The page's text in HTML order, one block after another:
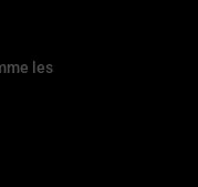
les